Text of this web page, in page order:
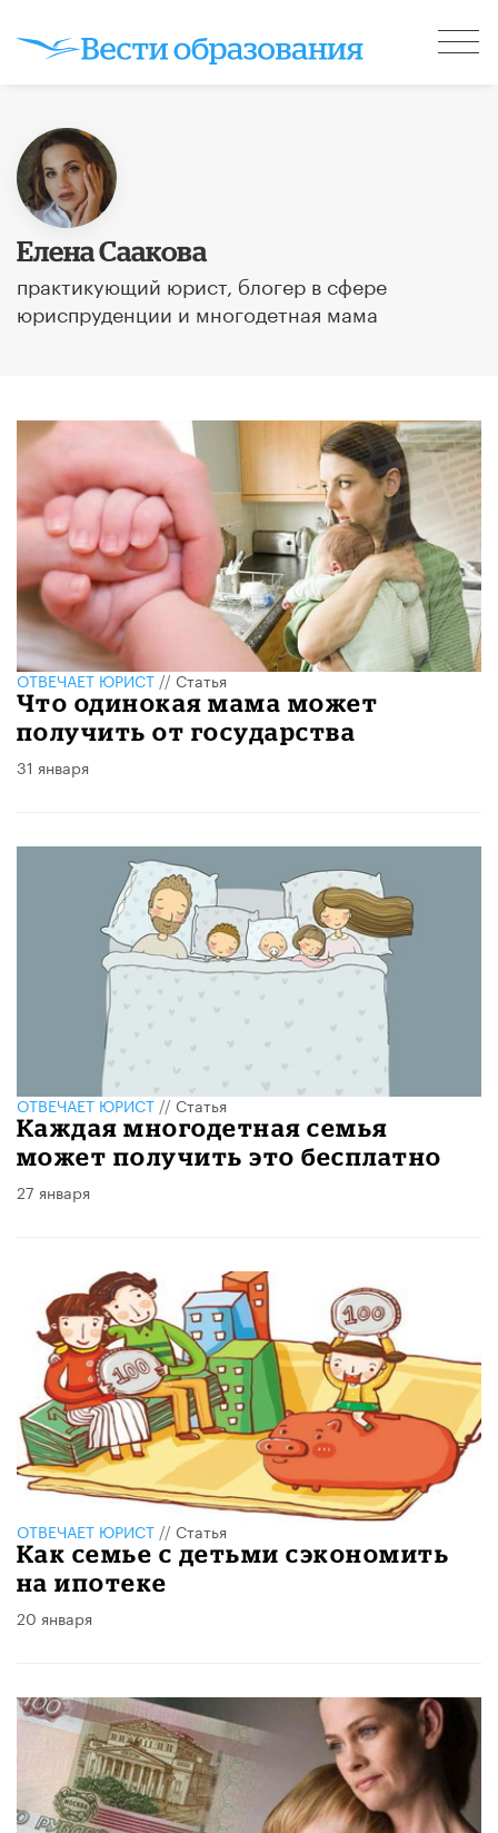
Елена Саакова
практикующий юрист, блогер в сфере
юриспруденции и многодетная мама
ОТВЕЧАЕТ ЮРИСТ//Статья
Что одинокая мама может
получить от государства
31 января
ОТВЕЧАЕТ ЮРИСТ//Статья
Каждая многодетная семья
может получить это бесплатно
27 января
ОТВЕЧАЕТ ЮРИСТ // Статья
​Как семье с детьми сэкономить
на ипотеке
20 января